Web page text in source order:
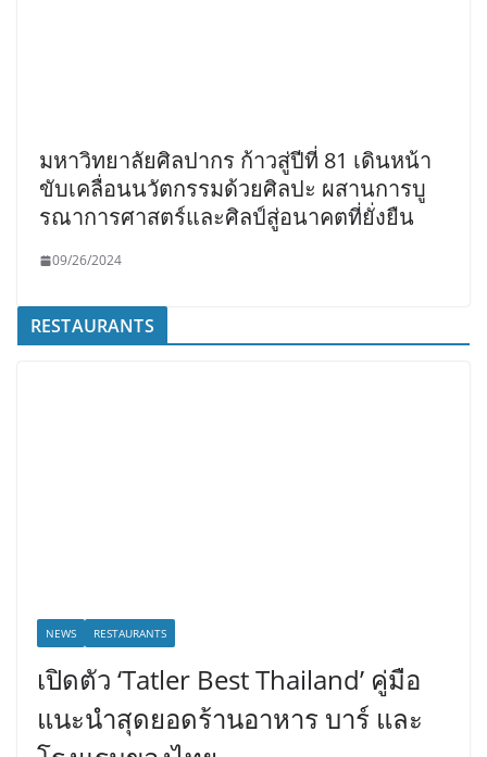
มหาวิทยาลัยศิลปากร ก้าวสู่ปีที่ 81 เดินหน้า
ขับเคลื่อนนวัตกรรมด้วยศิลปะ ผสานการบู
รณาการศาสตร์และศิลป์สู่อนาคตที่ยั่งยืน
09/26/2024
RESTAURANTS
NEWS RESTAURANTS
เปิดตัว ‘Tatler Best Thailand’ คู่มือ
แนะนำสุดยอดร้านอาหาร บาร์ และ